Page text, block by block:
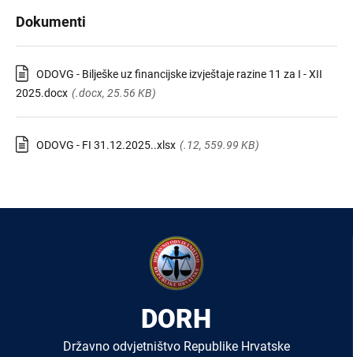
Dokumenti
ODOVG - Bilješke uz financijske izvještaje razine 11 za I - XII
2025.docx (.docx, 25.56 KB)
ODOVG - FI 31.12.2025..xlsx (.12, 559.99 KB)
DORH
Državno odvjetništvo Republike Hrvatske